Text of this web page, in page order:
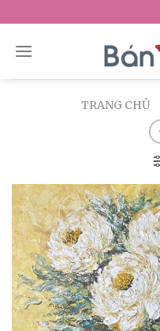
to
content
TRANG CHỦ